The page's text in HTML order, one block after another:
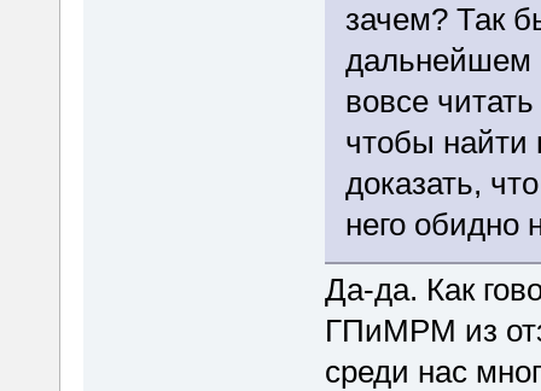
зачем? Так
дальнейшем
вовсе
чтобы найти
доказать,
него обидно
Да-да. Как
ГПиМРМ из
среди нас